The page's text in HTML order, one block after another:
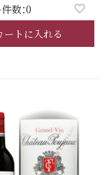
数：0
ートに入れる